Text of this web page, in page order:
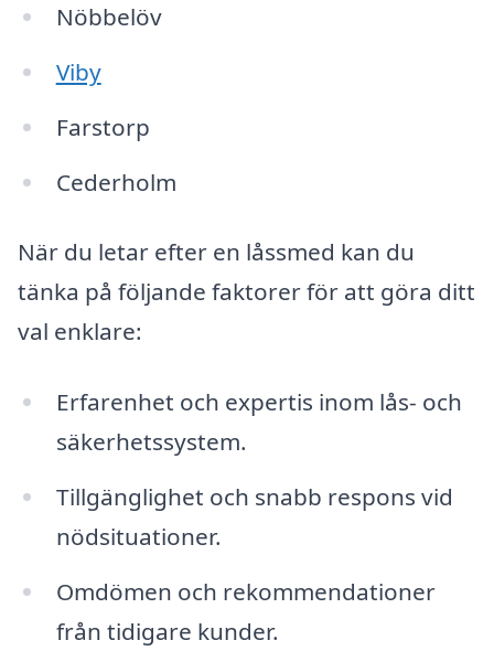
Nöbbelöv
Viby
Farstorp
Cederholm
När du letar efter en låssmed kan du
tänka på följande faktorer för att göra ditt
val enklare:
Erfarenhet och expertis inom lås- och
säkerhetssystem.
Tillgänglighet och snabb respons vid
nödsituationer.
Omdömen och rekommendationer
från tidigare kunder.